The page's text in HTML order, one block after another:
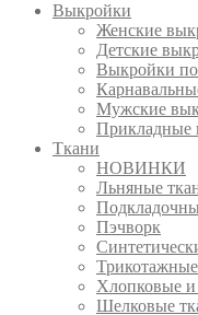
Выкройки
Женские
Детские
Выкройки
Мужские
Прикладные
Ткани
НОВИНКИ
Льняные
Пэчворк
Хлопковые и
Шелковые